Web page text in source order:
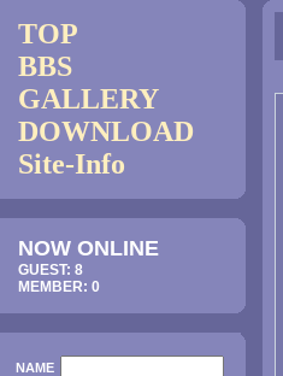
TOP
BBS
GALLERY
DOWNLOAD
Site-Info
NOW ONLINE
GUEST: 8
MEMBER: 0
NAME